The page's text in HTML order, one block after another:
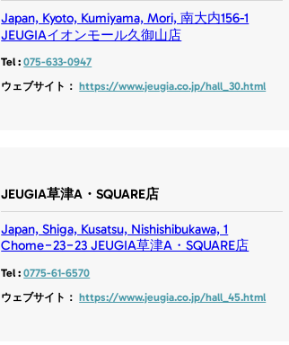
Japan, Kyoto, Kumiyama, Mori, 南大内156-1
JEUGIAイオンモール久御山店
Tel :075-633-0947
ウェブサイト：https://www.jeugia.co.jp/hall_30.html
JEUGIA草津A・SQUARE店
Japan, Shiga, Kusatsu, Nishishibukawa, 1
Chome−23−23 JEUGIA草津A・SQUARE店
Tel :0775-61-6570
ウェブサイト：https://www.jeugia.co.jp/hall_45.html